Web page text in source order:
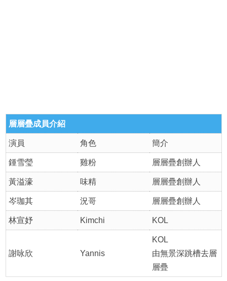
層層疊成員介紹
演員 角色 簡介
鍾雪瑩 雞粉 層層疊創辦人
黃溢濠 味精 層層疊創辦人
岑珈其 況哥 層層疊創辦人
林宣妤 Kimchi KOL
謝咏欣 Yannis
KOL
由無景深跳槽去層
層疊